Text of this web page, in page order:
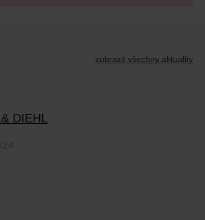
zobrazit všechny aktuality
DIEHL